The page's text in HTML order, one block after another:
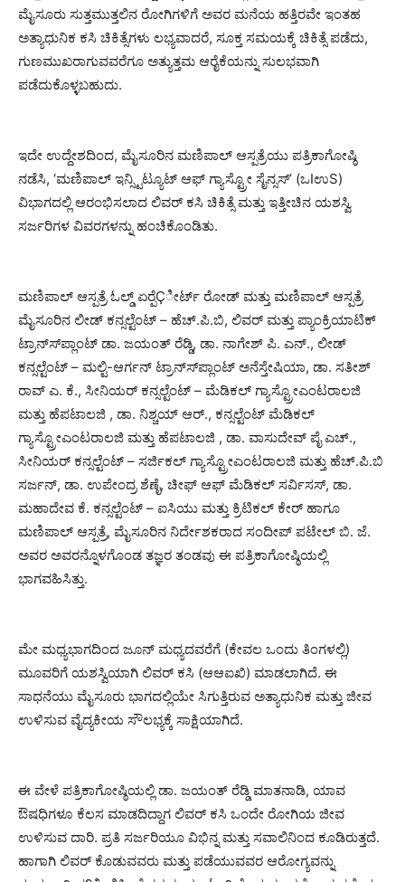
ಮೈಸೂರು ಸುತ್ತಮುತ್ತಲಿನ ರೋಗಿಗಳಿಗೆ ಅವರ ಮನೆಯ ಹತ್ತಿರವೇ ಇಂತಹ
ಅತ್ಯಾಧುನಿಕ ಕಸಿ ಚಿಕಿತ್ಸೆಗಳು ಲಭ್ಯವಾದರೆ, ಸೂಕ್ತ ಸಮಯಕ್ಕೆ ಚಿಕಿತ್ಸೆ ಪಡೆದು,
ಗುಣಮುಖರಾಗುವವರೆಗೂ ಅತ್ಯುತ್ತಮ ಆರೈಕೆಯನ್ನು ಸುಲಭವಾಗಿ
ಪಡೆದುಕೊಳ್ಳಬಹುದು.
ಇದೇ ಉದ್ದೇಶದಿಂದ, ಮೈಸೂರಿನ ಮಣಿಪಾಲ್ ಆಸ್ಪತ್ರೆಯು ಪತ್ರಿಕಾಗೋಷ್ಠಿ
ನಡೆಸಿ, ‘ಮಣಿಪಾಲ್ ಇನ್ಸ್ಟಿಟ್ಯೂಟ್ ಆಫ್ ಗ್ಯಾಸ್ಟ್ರೋ ಸೈನ್ಸಸ್’ (ಒIಉS)
ವಿಭಾಗದಲ್ಲಿ ಆರಂಭಿಸಲಾದ ಲಿವರ್ ಕಸಿ ಚಿಕಿತ್ಸೆ ಮತ್ತು ಇತ್ತೀಚಿನ ಯಶಸ್ವಿ
ಸರ್ಜರಿಗಳ ವಿವರಗಳನ್ನು ಹಂಚಿಕೊಂಡಿತು.
ಮಣಿಪಾಲ್ ಆಸ್ಪತ್ರೆ ಓಲ್ಡ್ ಏರ್‍ಪೆÇೀರ್ಟ್ ರೋಡ್ ಮತ್ತು ಮಣಿಪಾಲ್ ಆಸ್ಪತ್ರೆ
ಮೈಸೂರಿನ ಲೀಡ್ ಕನ್ಸಲ್ಟೆಂಟ್ – ಹೆಚ್.ಪಿ.ಬಿ, ಲಿವರ್ ಮತ್ತು ಪ್ಯಾಂಕ್ರಿಯಾಟಿಕ್
ಟ್ರಾನ್ಸ್‍ಪ್ಲಾಂಟ್ ಡಾ. ಜಯಂತ್ ರೆಡ್ಡಿ, ಡಾ. ನಾಗೇಶ್ ಪಿ. ಎನ್., ಲೀಡ್
ಕನ್ಸಲ್ಟೆಂಟ್ – ಮಲ್ಟಿ-ಆರ್ಗನ್ ಟ್ರಾನ್ಸ್‍ಪ್ಲಾಂಟ್ ಅನೆಸ್ತೇಷಿಯಾ, ಡಾ. ಸತೀಶ್
ರಾವ್ ಎ. ಕೆ., ಸೀನಿಯರ್ ಕನ್ಸಲ್ಟೆಂಟ್ – ಮೆಡಿಕಲ್ ಗ್ಯಾಸ್ಟ್ರೋಎಂಟರಾಲಜಿ
ಮತ್ತು ಹೆಪಟಾಲಜಿ , ಡಾ. ನಿಶ್ಚಯ್ ಆರ್., ಕನ್ಸಲ್ಟೆಂಟ್ ಮೆಡಿಕಲ್
ಗ್ಯಾಸ್ಟ್ರೋಎಂಟರಾಲಜಿ ಮತ್ತು ಹೆಪಟಾಲಜಿ , ಡಾ. ವಾಸುದೇವ್ ಪೈ ಎಚ್.,
ಸೀನಿಯರ್ ಕನ್ಸಲ್ಟೆಂಟ್ – ಸರ್ಜಿಕಲ್ ಗ್ಯಾಸ್ಟ್ರೋಎಂಟರಾಲಜಿ ಮತ್ತು ಹೆಚ್.ಪಿ.ಬಿ
ಸರ್ಜನ್, ಡಾ. ಉಪೇಂದ್ರ ಶೆಣೈ, ಚೀಫ್ ಆಫ್ ಮೆಡಿಕಲ್ ಸರ್ವಿಸಸ್, ಡಾ.
ಮಹಾದೇವ ಕೆ. ಕನ್ಸಲ್ಟೆಂಟ್ – ಐಸಿಯು ಮತ್ತು ಕ್ರಿಟಿಕಲ್ ಕೇರ್ ಹಾಗೂ
ಮಣಿಪಾಲ್ ಆಸ್ಪತ್ರೆ, ಮೈಸೂರಿನ ನಿರ್ದೇಶಕರಾದ ಸಂದೀಪ್ ಪಟೇಲ್ ಬಿ. ಜೆ.
ಅವರ ಅವರನ್ನೊಳಗೊಂಡ ತಜ್ಞರ ತಂಡವು ಈ ಪತ್ರಿಕಾಗೋಷ್ಠಿಯಲ್ಲಿ
ಭಾಗವಹಿಸಿತ್ತು.
ಮೇ ಮಧ್ಯಭಾಗದಿಂದ ಜೂನ್ ಮಧ್ಯದವರೆಗೆ (ಕೇವಲ ಒಂದು ತಿಂಗಳಲ್ಲಿ)
ಮೂವರಿಗೆ ಯಶಸ್ವಿಯಾಗಿ ಲಿವರ್ ಕಸಿ (ಆಆಐಖಿ) ಮಾಡಲಾಗಿದೆ. ಈ
ಸಾಧನೆಯು ಮೈಸೂರು ಭಾಗದಲ್ಲಿಯೇ ಸಿಗುತ್ತಿರುವ ಅತ್ಯಾಧುನಿಕ ಮತ್ತು ಜೀವ
ಉಳಿಸುವ ವೈದ್ಯಕೀಯ ಸೌಲಭ್ಯಕ್ಕೆ ಸಾಕ್ಷಿಯಾಗಿದೆ.
ಈ ವೇಳೆ ಪತ್ರಿಕಾಗೋಷ್ಠಿಯಲ್ಲಿ ಡಾ. ಜಯಂತ್ ರೆಡ್ಡಿ ಮಾತನಾಡಿ, ಯಾವ
ಔಷಧಿಗಳೂ ಕೆಲಸ ಮಾಡದಿದ್ದಾಗ ಲಿವರ್ ಕಸಿ ಒಂದೇ ರೋಗಿಯ ಜೀವ
ಉಳಿಸುವ ದಾರಿ. ಪ್ರತಿ ಸರ್ಜರಿಯೂ ವಿಭಿನ್ನ ಮತ್ತು ಸವಾಲಿನಿಂದ ಕೂಡಿರುತ್ತದೆ.
ಹಾಗಾಗಿ ಲಿವರ್ ಕೊಡುವವರು ಮತ್ತು ಪಡೆಯುವವರ ಆರೋಗ್ಯವನ್ನು